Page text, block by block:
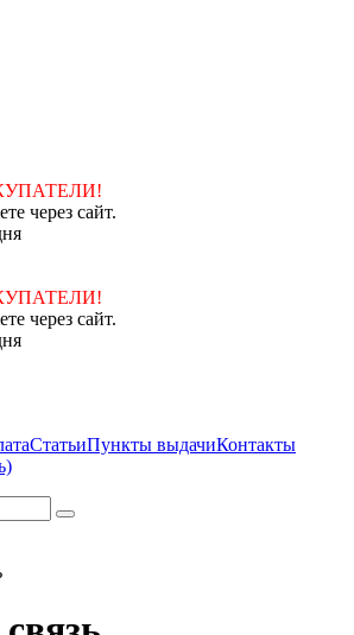
через сайт.
через сайт.
СтатьиПункты выдачиКонтакты